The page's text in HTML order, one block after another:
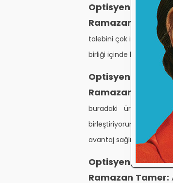
Optisyeninsesi:
Ramazan Tamer:
talebini çok iyi analiz
birliği içinde
Optisyeninsesi:
Ramazan Tamer:
buradaki üretim
birleştiriyorum. Bu
avantaj sağlıyor.
Optisyeninsesi: Şu
Ramazan Tamer: